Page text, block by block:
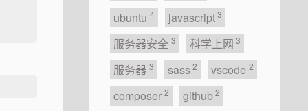
ubuntu 4 javascript 3
服务器安全 3 科学上网 3
服务器 3 sass 2 vscode 2
composer 2 github 2